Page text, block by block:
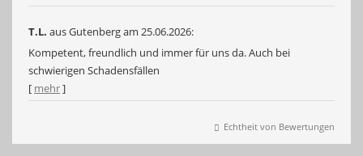
T.L. aus Gutenbergam 25.06.2026:
Kompetent, freundlich und immer für uns da. Auch bei
schwierigen Schadensfällen
[ mehr]
Echtheit von Bewertungen